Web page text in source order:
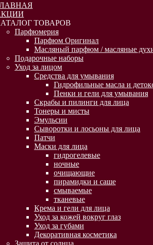
ТОВАРОВ
Парфюмерия
Парфюм Оригинал
Масляный парфюм / масляные
Подарочные наборы
Уход за лицом
Средства для умывания
Гидрофильные масла и
Пенки и гели для умывания
Скрабы и пилинги для лица
Тонеры и мисты
Эмульсии
Сыворотки и лосьоны для лица
Патчи
Маски для лица
гидрогелевые
ночные
очищающие
пирамидки и саше
смываемые
тканевые
Крема и гели для лица
Уход за кожей вокруг глаз
Уход за губами
Декоративная косметика
Защита от солнца